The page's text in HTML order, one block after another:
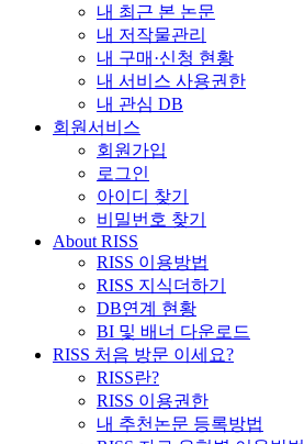
내 최근 본 논문
내 저작물관리
내 구매·신청 현황
내 서비스 사용권한
내 관심 DB
회원서비스
회원가입
로그인
아이디 찾기
비밀번호 찾기
About RISS
RISS 이용방법
RISS 지식더하기
DB연계 현황
BI 및 배너 다운로드
RISS 처음 방문 이세요?
RISS란?
RISS 이용권한
내 추천논문 등록방법